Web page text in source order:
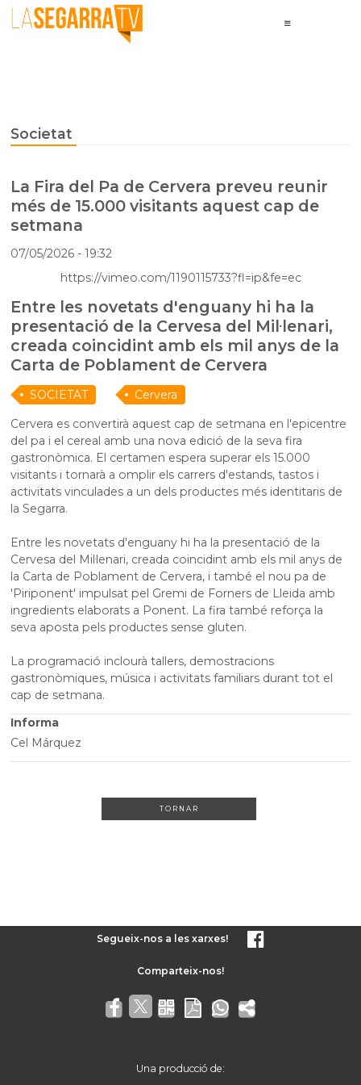
Societat
La Fira del Pa de Cervera preveu reunir
més de 15.000 visitants aquest cap de
setmana
07/05/2026- 19:32
https://vimeo.com/1190115733?fl=ip&fe=ec
Entre les novetats d'enguany hi ha la
presentació de la Cervesa del Mil·lenari,
creada coincidint amb els mil anys de la
Carta de Poblament de Cervera
SOCIETAT
Cervera
Cervera es convertirà aquest cap de setmana en l'epicentre
del pa i el cereal amb una nova edició de la seva fira
gastronòmica. El certamen espera superar els 15.000
visitants i tornarà a omplir els carrers d'estands, tastos i
activitats vinculades a un dels productes més identitaris de
la Segarra.
Entre les novetats d'enguany hi ha la presentació de la
Cervesa del Mil·lenari, creada coincidint amb els mil anys de
la Carta de Poblament de Cervera, i també el nou pa de
'Piriponent' impulsat pel Gremi de Forners de Lleida amb
ingredients elaborats a Ponent. La fira també reforça la
seva aposta pels productes sense gluten.
La programació inclourà tallers, demostracions
gastronòmiques, música i activitats familiars durant tot el
cap de setmana.
Informa
Cel Márquez
TORNAR
Segueix-nos a les xarxes!
Una producció de: